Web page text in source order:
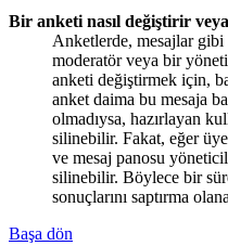
Bir anketi nasıl değiştirir
Anketlerde, mesajlar gibi
moderatör veya bir
anketi değiştirmek için,
anket daima bu mesaja
olmadıysa, hazırlayan
silinebilir. Fakat, eğer
ve mesaj panosu
silinebilir. Böylece bir
sonuçlarını saptırma
Başa dön